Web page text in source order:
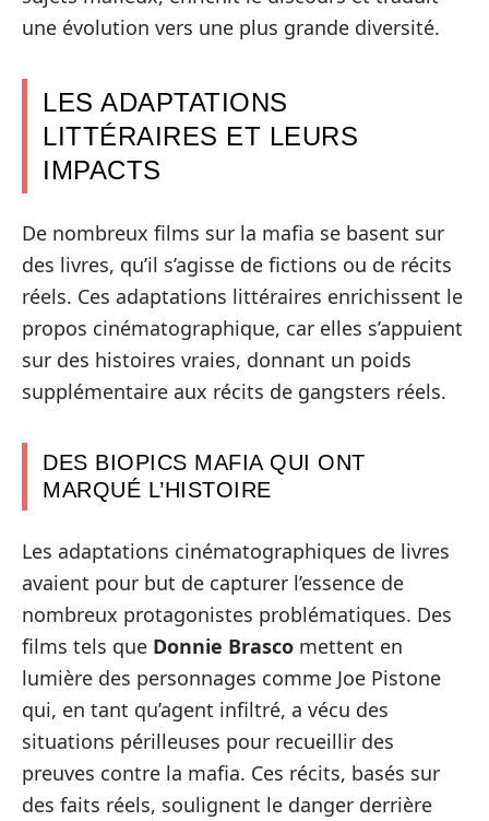
une évolution vers une plus grande diversité.
LES ADAPTATIONS
LITTÉRAIRES ET LEURS
IMPACTS
De nombreux films sur la mafia se basent sur
des livres, qu’il s’agisse de fictions ou de récits
réels. Ces adaptations littéraires enrichissent le
propos cinématographique, car elles s’appuient
sur des histoires vraies, donnant un poids
supplémentaire aux récits de gangsters réels.
DES BIOPICS MAFIA QUI ONT
MARQUÉ L’HISTOIRE
Les adaptations cinématographiques de livres
avaient pour but de capturer l’essence de
nombreux protagonistes problématiques. Des
films tels que Donnie Brasco mettent en
lumière des personnages comme Joe Pistone
qui, en tant qu’agent infiltré, a vécu des
situations périlleuses pour recueillir des
preuves contre la mafia. Ces récits, basés sur
des faits réels, soulignent le danger derrière